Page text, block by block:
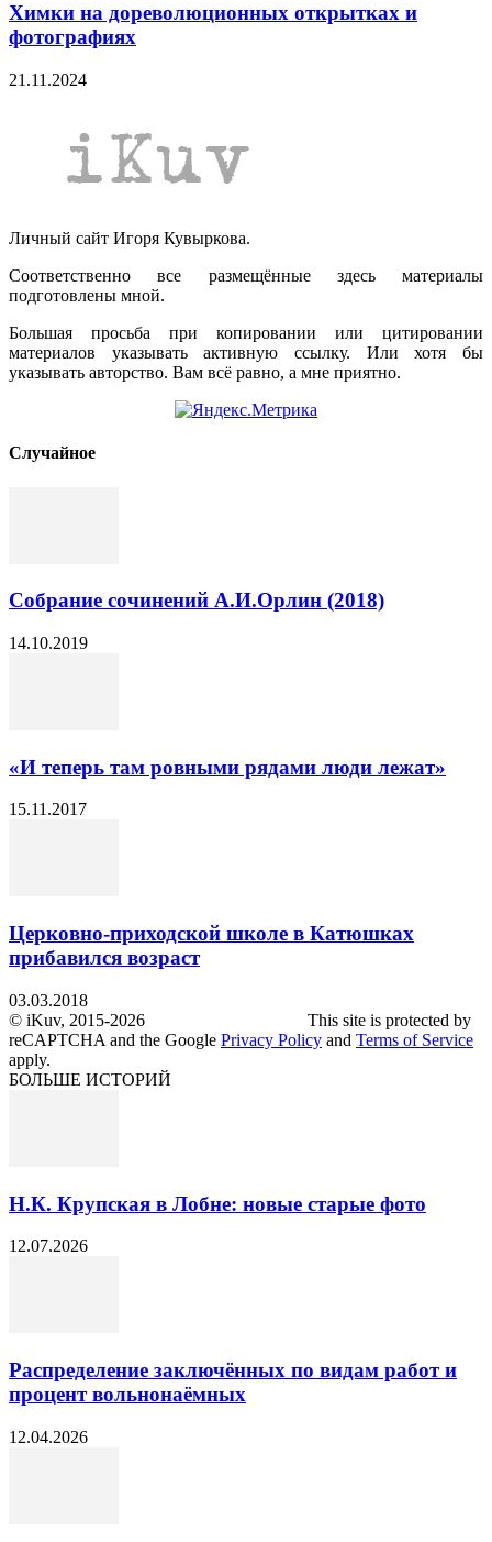
Химки на дореволюционных открытках и
фотографиях
21.11.2024
Личный сайт Игоря Кувыркова.
Соответственно все размещённые здесь материалы
подготовлены мной.
Большая просьба при копировании или цитировании
материалов указывать активную ссылку. Или хотя бы
указывать авторство. Вам всё равно, а мне приятно.
Cлучайное
Собрание сочинений А.И.Орлин (2018)
14.10.2019
«И теперь там ровными рядами люди лежат»
15.11.2017
Церковно-приходской школе в Катюшках
прибавился возраст
03.03.2018
© iKuv, 2015-2026 This site is protected by
reCAPTCHA and the Google Privacy Policy and Terms of Service
apply.
БОЛЬШЕ ИСТОРИЙ
Н.К. Крупская в Лобне: новые старые фото
12.07.2026
Распределение заключённых по видам работ и
процент вольнонаёмных
12.04.2026